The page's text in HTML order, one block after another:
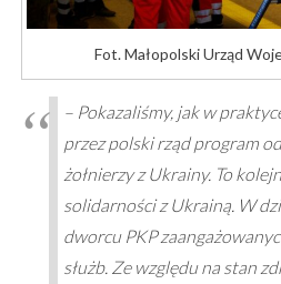
Fot. Małopolski Urząd
– Pokazaliśmy, jak w
przez polski rząd program
żołnierzy z Ukrainy. To
solidarności z Ukrainą. W
dworcu PKP
służb. Ze względu na stan